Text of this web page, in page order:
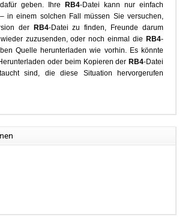
geben. Ihre
RB4-Datei kann nur einfach
in einem solchen Fall müssen Sie versuchen,
der
RB4-Datei zu finden, Freunde darum
zuzusenden, oder noch einmal die RB4-
Quelle herunterladen wie vorhin. Es könnte
oder beim Kopieren der RB4-Datei
sind, die diese Situation hervorgerufen